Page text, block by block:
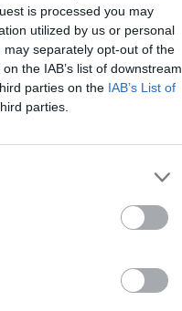
is processed you may
utilized by us or personal
separately opt-out of the
the IAB’s list of downstream
parties on the IAB’s List of
parties.